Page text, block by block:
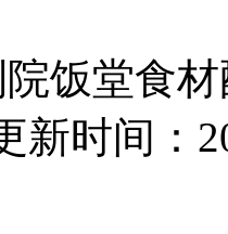
饭堂食
时间：